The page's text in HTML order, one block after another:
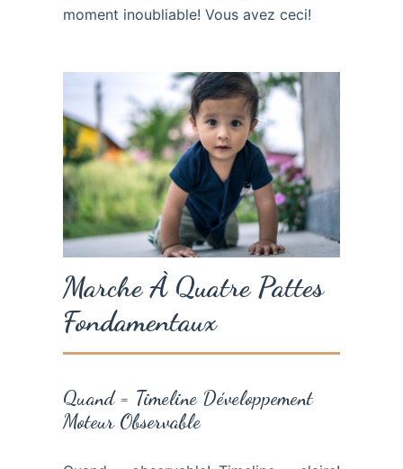
moment inoubliable! Vous avez ceci!
Marche À Quatre Pattes
Fondamentaux
Quand = Timeline Développement
Moteur Observable